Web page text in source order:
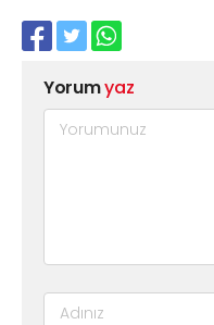
Yorumyaz